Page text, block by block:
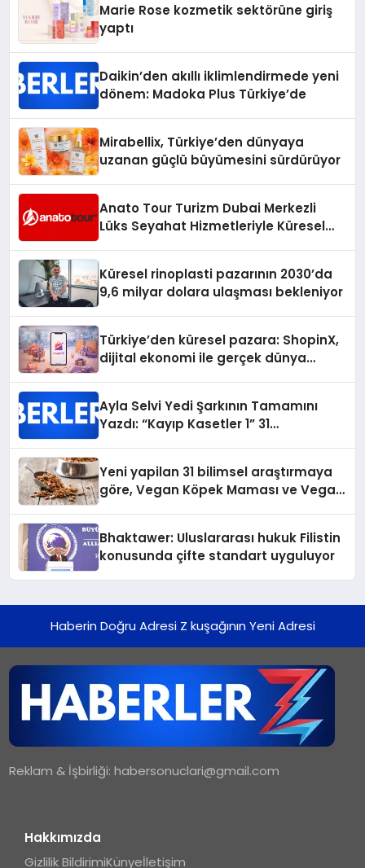
Marie Rose kozmetik sektörüne giriş
yaptı
Daikin’den akıllı iklimlendirmede yeni
dönem: Madoka Plus Türkiye’de
Mirabellix, Türkiye’den dünyaya
uzanan güçlü büyümesini sürdürüyor
Anato Tour Turizm Dubai Merkezli
Lüks Seyahat Hizmetleriyle Küresel
Küresel rinoplasti pazarının 2030’da
9,6 milyar dolara ulaşması bekleniyor
Türkiye’den küresel pazara: ShopinX,
dijital ekonomi ile gerçek dünya
Ayla Selvi Yedi Şarkının Tamamını
Yazdı: “Kayıp Kasetler 1” 31
Yeni yapilan 31 bilimsel araştırmaya
göre, Vegan Köpek Maması ve Vegan
Bhaktawer: Uluslararası hukuk Filistin
konusunda çifte standart uyguluyor
Haberin Doğru Adresi Z kuşağının Yeni Adresi
Reklam & İşbirliği:habersonuclari@gmail.com
Hakkımızda
Gizlilik BildirimiKünyeİletişim